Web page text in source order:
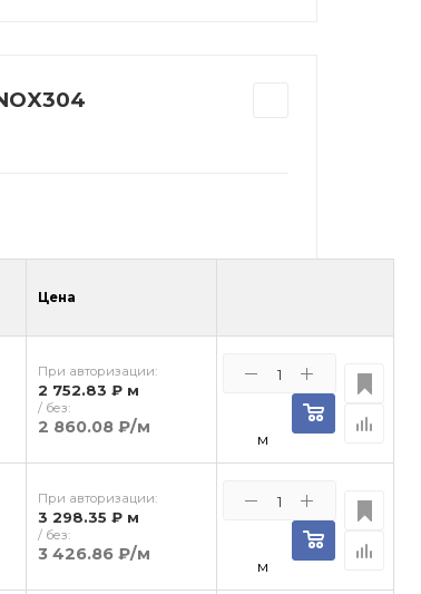
Цена
При авторизации:
2 752.83 ₽ м
/ без:
2 860.08 ₽/м
м
При авторизации:
3 298.35 ₽ м
/ без:
3 426.86 ₽/м
м